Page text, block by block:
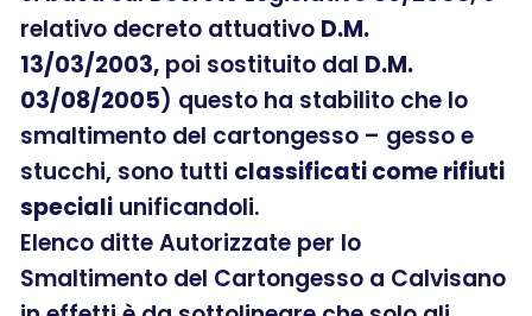
relativo decreto attuativo D.M.
13/03/2003, poi sostituito dal D.M.
03/08/2005) questo ha stabilito che lo
smaltimento del cartongesso – gesso e
stucchi, sono tutti classificati come rifiuti
speciali unificandoli.
Elenco ditte Autorizzate per lo
Smaltimento del Cartongesso a Calvisano